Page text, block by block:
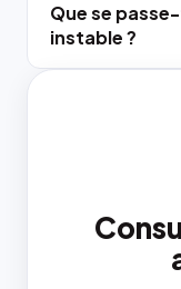
Que se
instable ?